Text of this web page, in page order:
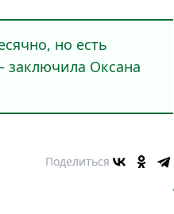
но есть
заключила Оксана
Поделиться